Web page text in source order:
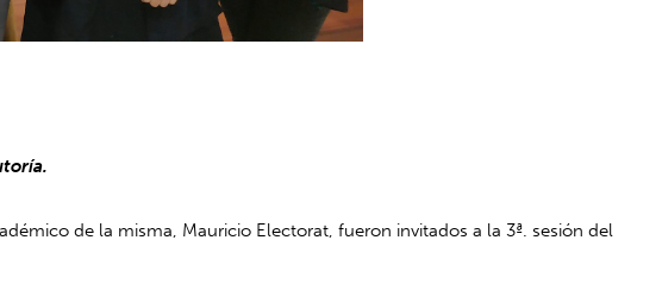
de la misma, Mauricio Electorat, fueron invitados a la3ª. sesión del